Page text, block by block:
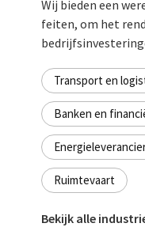
Wij bieden een
feiten, om het
Transport en
Banken en
Ruimtevaart
Bekijk alle